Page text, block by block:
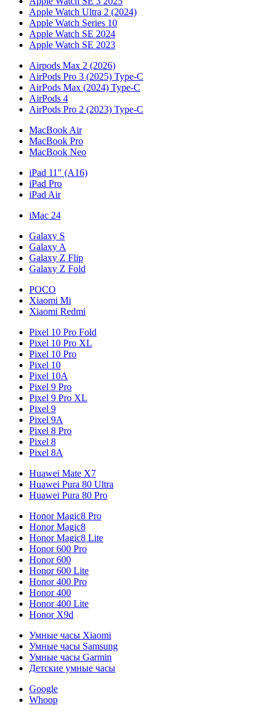
Apple Watch Ultra 2 (2024)
Apple Watch Series 10
Apple Watch SE 2024
Apple Watch SE 2023
Airpods Max 2 (2026)
AirPods Pro 3 (2025) Type-C
AirPods Max (2024) Type-C
AirPods 4
AirPods Pro 2 (2023) Type-C
MacBook Air
MacBook Pro
MacBook Neo
iPad 11" (A16)
iPad Pro
iPad Air
iMac 24
Galaxy S
Galaxy A
Galaxy Z Flip
Galaxy Z Fold
POCO
Xiaomi Mi
Xiaomi Redmi
Pixel 10 Pro Fold
Pixel 10 Pro XL
Pixel 10 Pro
Pixel 10
Pixel 10A
Pixel 9 Pro
Pixel 9 Pro XL
Pixel 9
Pixel 9A
Pixel 8 Pro
Pixel 8
Pixel 8A
Huawei Mate X7
Huawei Pura 80 Ultra
Huawei Pura 80 Pro
Honor Magic8 Pro
Honor Magic8
Honor Magic8 Lite
Honor 600 Pro
Honor 600
Honor 600 Lite
Honor 400 Pro
Honor 400
Honor 400 Lite
Honor X9d
Умные часы Xiaomi
Умные часы Samsung
Умные часы Garmin
Детские умные часы
Google
Whoop